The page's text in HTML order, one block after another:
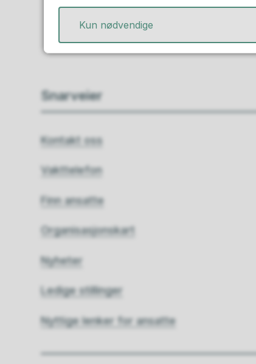
Snarveier
Kontakt oss
Vakttelefon
Finn ansatte
Organisasjonskart
Nyheter
Ledige stillinger
Nyttige lenker for ansatte
Kun nødvendige